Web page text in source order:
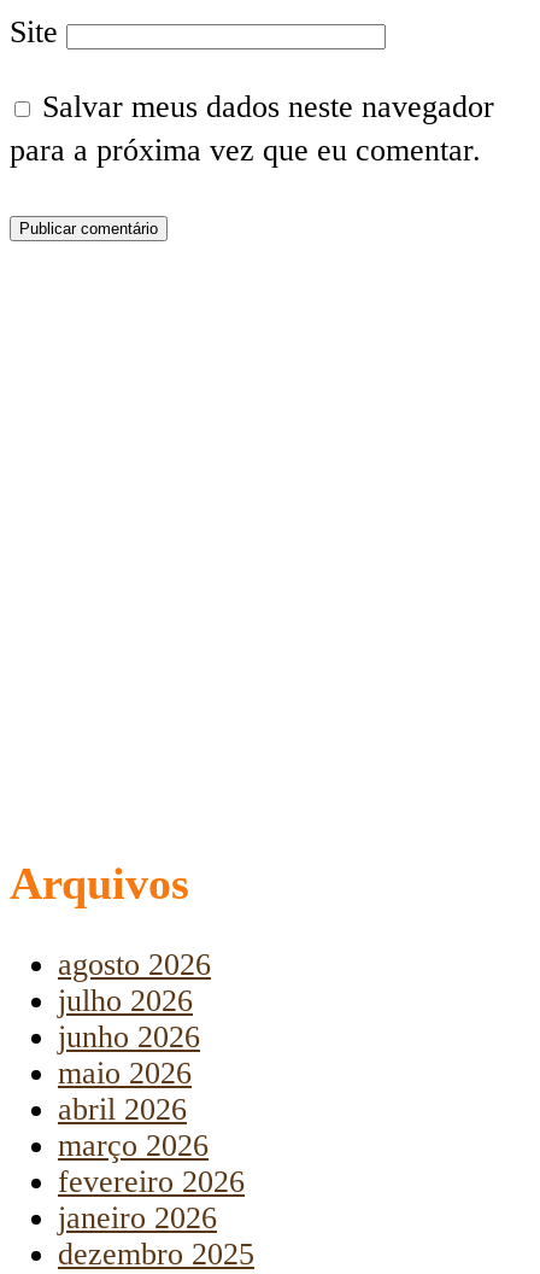
Site
Salvar meus dados neste navegador
para a próxima vez que eu comentar.
Arquivos
agosto 2026
julho 2026
junho 2026
maio 2026
abril 2026
março 2026
fevereiro 2026
janeiro 2026
dezembro 2025